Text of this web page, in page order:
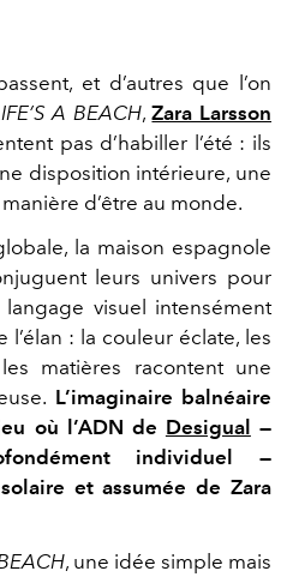
et d’autres que l’on
A BEACH,Zara Larsson
pas d’habiller l’été : ils
disposition intérieure, une
d’être au monde.
la maison espagnole
leurs univers pour
visuel intensément
l’élan : la couleur éclate, les
les matières racontent une
L’imaginaire balnéaire
où l’ADN de Desigual —
individuel —
et assumée de Zara
, une idée simple mais